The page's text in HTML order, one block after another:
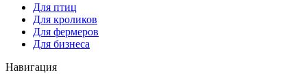
Для птиц
Для кроликов
Для фермеров
Для бизнеса
Навигация